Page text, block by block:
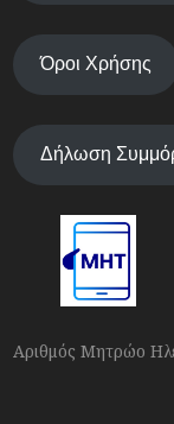
Όροι Χρήσης
Δήλωση
Αριθμός Μητρώο